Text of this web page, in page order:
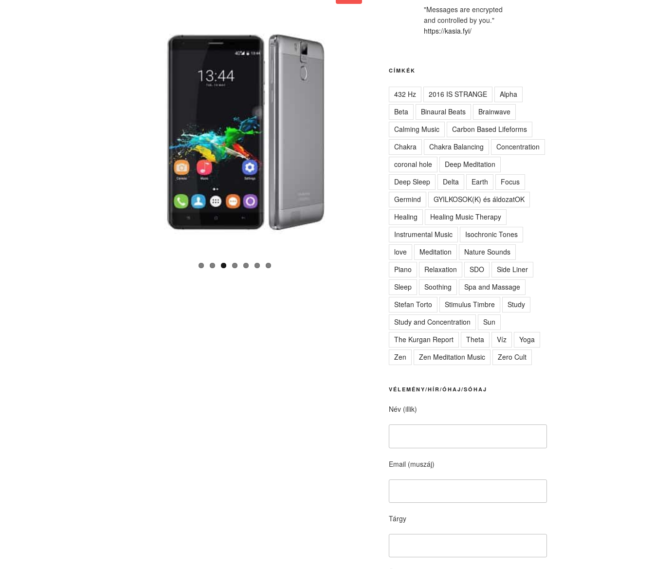
"Messages are encrypted
and controlled by you."
https://kasia.fyi/
CÍMKÉK
432 Hz 2016 IS STRANGE
Alpha
Beta
Binaural Beats
Brainwave
Calming Music
Carbon Based Lifeforms
Chakra
Chakra Balancing
Concentration
coronal hole
Deep Meditation
Deep Sleep
Delta Earth
Focus
Germind
GYILKOSOK(K) és áldozatOK
Healing
Healing Music Therapy
Instrumental Music
Isochronic Tones
love
Meditation
Nature Sounds
Piano
Relaxation SDO
Side Liner
Sleep
Soothing
Spa and Massage
Stefan Torto
Stimulus Timbre
Study
Study and Concentration
Sun
The Kurgan Report
Theta Víz
Yoga
Zen
Zen Meditation Music Zero Cult
VÉLEMÉNY/HÍR/ÓHAJ/SÓHAJ
Név (illik)
Email (muszáj)
Tárgy